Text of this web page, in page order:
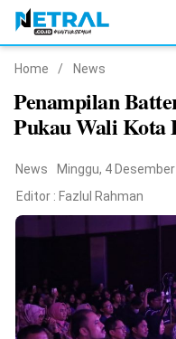
Nasional
Pemerintahan
Politik
Pendidikan
Peristiwa
Home / News
Penampilan
Pukau Wali Kota
News
Minggu, 4
Editor : Fazlul Rahman